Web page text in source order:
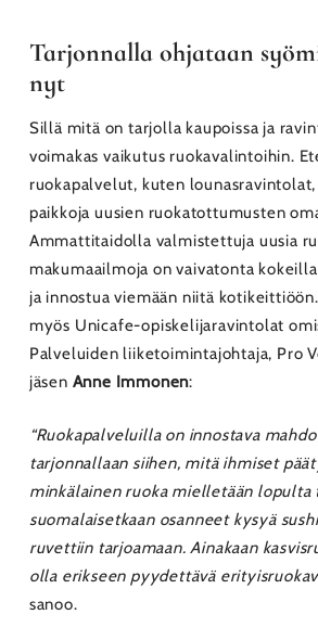
Tarjonnalla ohjataan
nyt
Sillä mitä on tarjolla kaupoissa ja
voimakas vaikutus ruokavalintoihin.
ruokapalvelut, kuten
paikkoja uusien ruokatottumusten
Ammattitaidolla valmistettuja uusia
makumaailmoja on vaivatonta
ja innostua viemään niitä
myös Unicafe-opiskelijaravintolat
Palveluiden liiketoimintajohtaja, Pro
jäsen Anne Immonen:
“Ruokapalveluilla on innostava
tarjonnallaan siihen, mitä ihmiset
minkälainen ruoka mielletään lopulta
suomalaisetkaan osanneet kysyä
ruvettiin tarjoamaan. Ainakaan
olla erikseen pyydettävä
sanoo.